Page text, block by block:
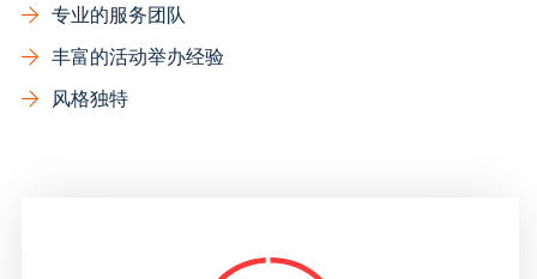
专业的服务团队
丰富的活动举办经验
风格独特